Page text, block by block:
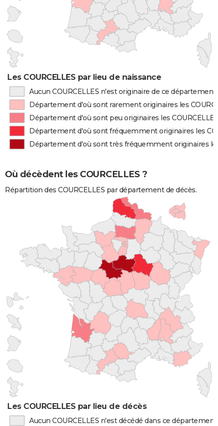
Les COURCELLES par lieu de naissance
Aucun COURCELLES n'est originaire de ce département
Département d'où sont rarement originaires les
Département d'où sont peu originaires les
Département d'où sont fréquemment originaires les
Département d'où sont très fréquemment originaires
Où décèdent les COURCELLES ?
Répartition des COURCELLES par département de décès.
Les COURCELLES par lieu de décès
Aucun COURCELLES n'est décédé dans ce département